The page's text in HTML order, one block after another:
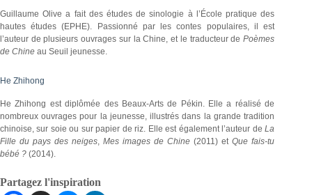
Guillaume Olive a fait des études de sinologie à l’École pratique des
hautes études (EPHE). Passionné par les contes populaires, il est
l’auteur de plusieurs ouvrages sur la Chine, et le traducteur dePoèmes
de Chine au Seuil jeunesse.
He Zhihong
He Zhihong est diplômée des Beaux-Arts de Pékin. Elle a réalisé de
nombreux ouvrages pour la jeunesse, illustrés dans la grande tradition
chinoise, sur soie ou sur papier de riz. Elle est également l’auteur deLa
Fille du pays des neiges,Mes images de Chine(2011) etQue fais-tu
bébé ? (2014).
Partagez l'inspiration